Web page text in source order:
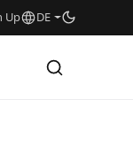
Up DE